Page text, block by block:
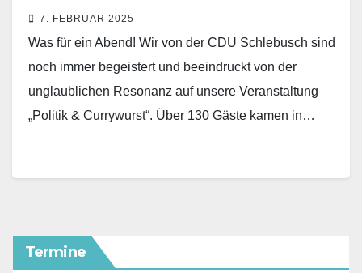
Bürgerdialog
7. FEBRUAR 2025
Was für ein Abend! Wir von der CDU Schlebusch sind
noch immer begeistert und beeindruckt von der
unglaublichen Resonanz auf unsere Veranstaltung
„Politik & Currywurst“. Über 130 Gäste kamen in…
Termine